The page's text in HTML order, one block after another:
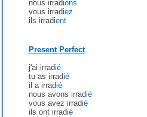
nous irradions
vous irradiez
ils irradient
Present Perfect
j'ai irradié
tu as irradié
il a irradié
nous avons irradié
vous avez irradié
ils ont irradié